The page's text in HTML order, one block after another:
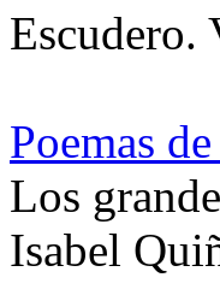
Escudero.
Poemas
Los
Isabel